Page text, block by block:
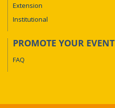
Extension
Institutional
PROMOTE YOUR EVENT
FAQ